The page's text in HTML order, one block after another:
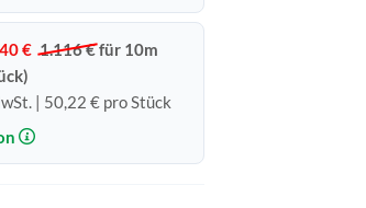
€ 1.116 €für 10m
| 50,22 € pro Stück